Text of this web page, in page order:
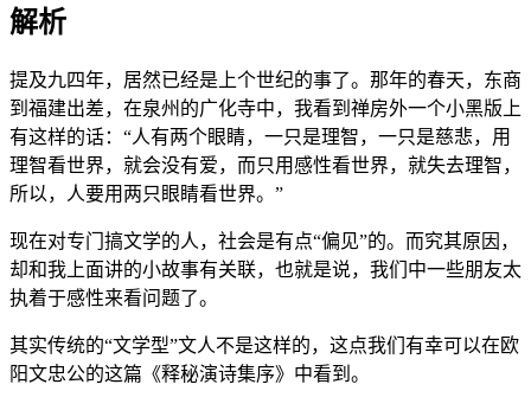
解析
提及九四年，居然已经是上个世纪的事了。那年的春天，东商
到福建出差，在泉州的广化寺中，我看到禅房外一个小黑版上
有这样的话：“人有两个眼睛，一只是理智，一只是慈悲，用
理智看世界，就会没有爱，而只用感性看世界，就失去理智，
所以，人要用两只眼睛看世界。”
现在对专门搞文学的人，社会是有点“偏见”的。而究其原因，
却和我上面讲的小故事有关联，也就是说，我们中一些朋友太
执着于感性来看问题了。
其实传统的“文学型”文人不是这样的，这点我们有幸可以在欧
阳文忠公的这篇《释秘演诗集序》中看到。